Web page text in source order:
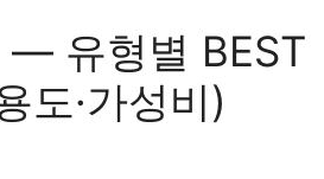
— 유형별 BEST
도·가성비)